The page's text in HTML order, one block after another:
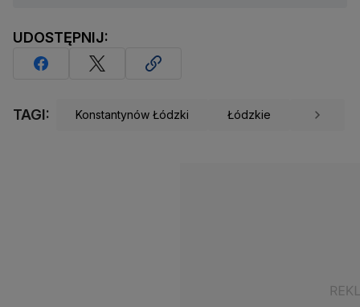
UDOSTĘPNIJ:
TAGI: Konstantynów Łódzki Łódzkie